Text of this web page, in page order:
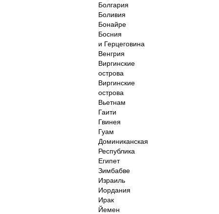
Болгария
Боливия
Бонайре
Босния
и Герцеговина
Венгрия
Виргинские
острова
Виргинские
острова
Вьетнам
Гаити
Гвинея
Гуам
Доминиканская
Республика
Египет
Зимбабве
Израиль
Иордания
Ирак
Йемен